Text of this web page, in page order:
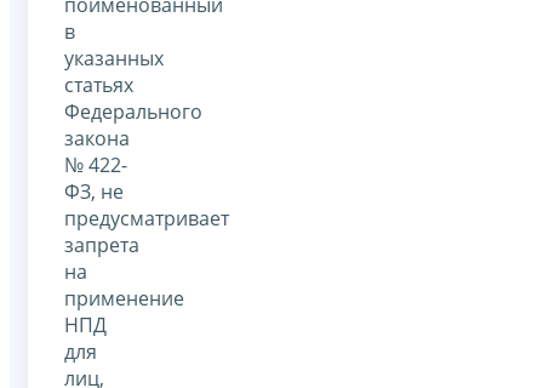
в
указанных
статьях
Федерального
закона
№ 422-
ФЗ, не
предусматривает
запрета
на
применение
НПД
для
лиц,